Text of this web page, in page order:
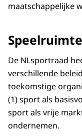
maatschappelijke
De NLsportraad
verschillende
toekomstige
(1) sport als
sport als vrije
ondernemen.